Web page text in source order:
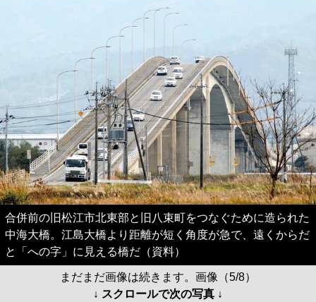
合併前の旧松江市北東部と旧八束町をつなぐために造られた
中海大橋。江島大橋より距離が短く角度が急で、遠くからだ
と「への字」に見える橋だ（資料）
まだまだ画像は続きます。画像（5/8）
↓ スクロールで次の写真 ↓